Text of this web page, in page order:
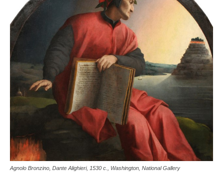
Agnolo Bronzino, Dante Alighieri, 1530 c., Washington, National Gallery